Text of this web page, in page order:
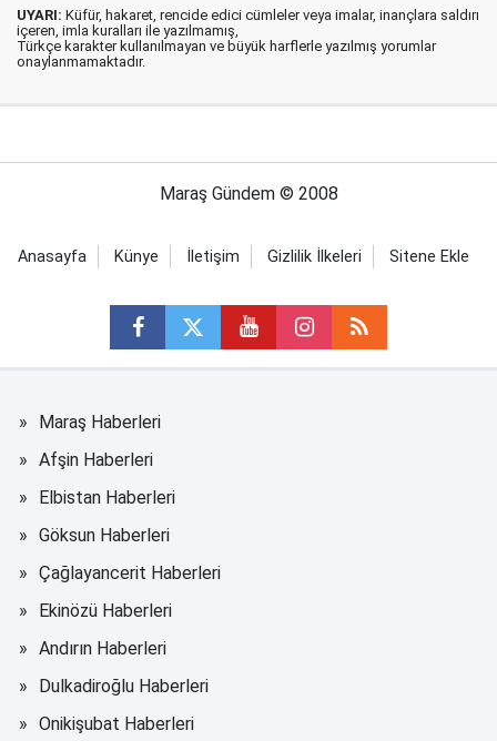
UYARI: Küfür, hakaret, rencide edici cümleler veya imalar, inançlara saldırı
içeren, imla kuralları ile yazılmamış,
Türkçe karakter kullanılmayan ve büyük harflerle yazılmış yorumlar
onaylanmamaktadır.
Maraş Gündem © 2008
Anasayfa Künye İletişim Gizlilik İlkeleri Sitene Ekle
Maraş Haberleri
Afşin Haberleri
Elbistan Haberleri
Göksun Haberleri
Çağlayancerit Haberleri
Ekinözü Haberleri
Andırın Haberleri
Dulkadiroğlu Haberleri
Onikişubat Haberleri